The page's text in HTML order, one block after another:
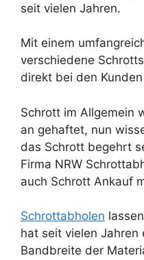
seit vielen Jahren.
Mit einem
verschiedene
direkt bei den
Schrott im Allgemein
an gehaftet, nun
das Schrott begehrt
Firma NRW
auch Schrott Ankauf
Schrottabholen
hat seit vielen Jahren
Bandbreite der